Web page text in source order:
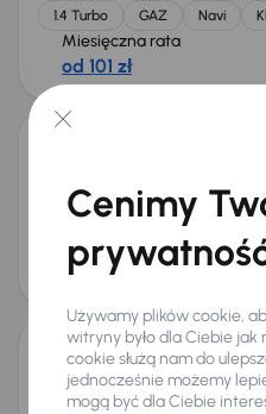
1.4 Turbo GAZ Navi
Miesięczna rata
od 101 zł
147 920 kmBenzyna1.4
1.4 Turbo
Miesięczna rata
od 71 zł
Opel Meriva
2007147 230 kmAutomat
Cenimy
Używamy plików cookie,
witryny było dla Ciebie jak
cookie służą nam do
jednocześnie możemy
mogą być dla Ciebie